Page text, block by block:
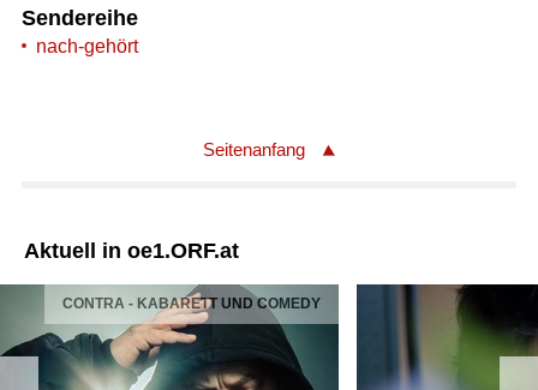
Sendereihe
nach-gehört
Seitenanfang
Aktuell in oe1.ORF.at
CONTRA - KABARETT UND COMEDY